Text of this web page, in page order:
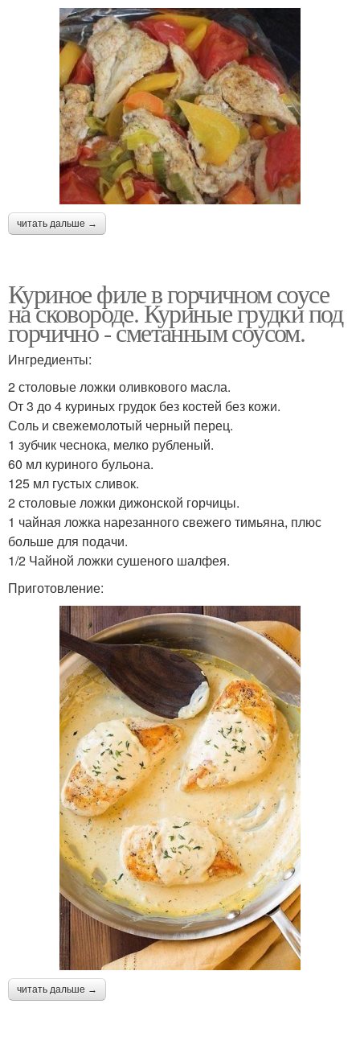
читать дальше →
Куриное филе в горчичном соусе
на сковороде. Куриные грудки под
горчично - сметанным соусом.
Ингредиенты:
2 столовые ложки оливкового масла.
От 3 до 4 куриных грудок без костей без кожи.
Соль и свежемолотый черный перец.
1 зубчик чеснока, мелко рубленый.
60 мл куриного бульона.
125 мл густых сливок.
2 столовые ложки дижонской горчицы.
1 чайная ложка нарезанного свежего тимьяна, плюс
больше для подачи.
1/2 Чайной ложки сушеного шалфея.
Приготовление:
читать дальше →